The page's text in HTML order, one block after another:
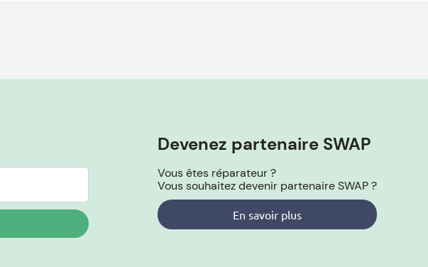
Devenez partenaire SWAP
Vous êtes réparateur ?
Vous souhaitez devenir partenaire SWAP ?
En savoir plus